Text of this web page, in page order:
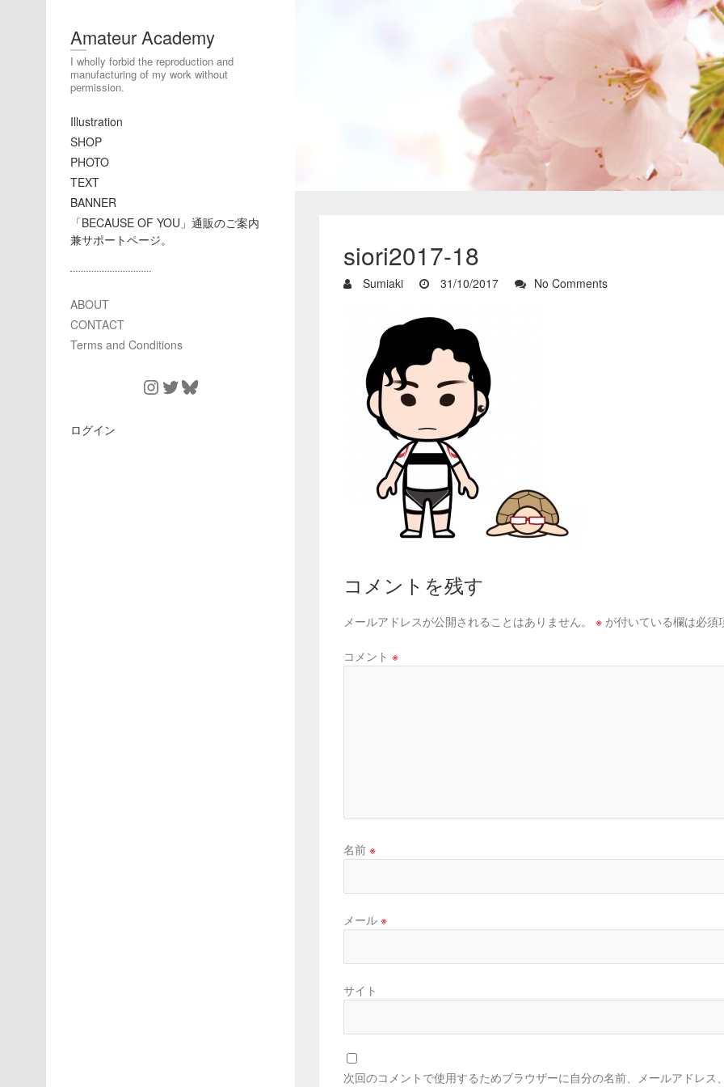
Amateur Academy
I wholly forbid the reproduction and
manufacturing of my work without
permission.
Illustration
SHOP
PHOTO
TEXT
BANNER
「BECAUSE OF YOU」通販のご案内
兼サポートページ。
siori2017-18
Sumiaki 31/10/2017 No Comments
コメントを残す
メールアドレスが公開されることはありません。 ※が付いている欄は必須
コメント ※
名前 ※
メール ※
サイト
次回のコメントで使用するためブラウザーに自分の名前、メールアドレス
ABOUT
CONTACT
Terms and Conditions
Instagram
TwitterBluesky
ログイン